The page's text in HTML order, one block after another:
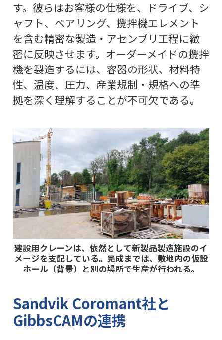
す。彼らはお客様の仕様を、ドライブ、シ
ャフト、ベアリング、攪拌機エレメント
を含む精密な製造・アセンブリ工程に緻
密に反映させます。オーダーメイドの攪拌
機を製造するには、容器の形状、材料特
性、温度、圧力、産業規制・規格への準
拠を深く理解することが不可欠である。
建設用クレーンは、依然として新製品製造施設のイ
メージを支配している。完成までは、敷地内の仮設
ホール（背景）と別の場所で生産が行われる。
Sandvik Coromant社と
GibbsCAMの連携